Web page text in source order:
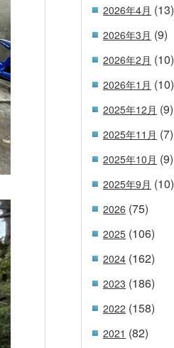
2026年4月 (13)
2026年3月 (9)
2026年2月 (10)
2026年1月 (10)
2025年12月 (9)
2025年11月 (7)
2025年10月 (9)
2025年9月 (10)
2026 (75)
2025 (106)
2024 (162)
2023 (186)
2022 (158)
2021 (82)